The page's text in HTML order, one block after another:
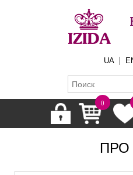
UA |
0
ПРО